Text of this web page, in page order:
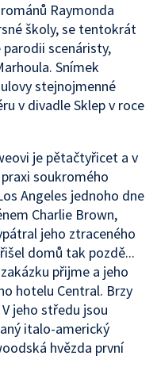
Raymonda
školy, se tentokrát
scenáristy,
Snímek
stejnojmenné
v divadle Sklep v roce
je pětačtyřicet a v
soukromého
Angeles jednoho dne
Charlie Brown,
jeho ztraceného
domů tak pozdě...
přijme a jeho
hotelu Central. Brzy
jeho středu jsou
italo-americký
hvězda první